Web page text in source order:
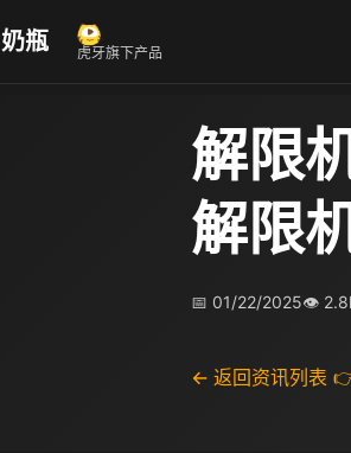
奶瓶 虎牙旗下产品
解限
解限
📅 01/22/2025👁
← 返回资讯列表